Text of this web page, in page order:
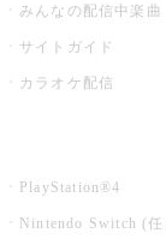
みんなの配信中楽曲
サイトガイド
カラオケ配信
PlayStation®4
Nintendo Switch (